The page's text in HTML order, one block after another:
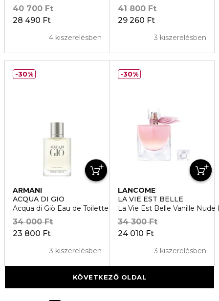
28 490 Ft
40 700 Ft
4 kiszerelésben
29 260 Ft
41 800 Ft
3 kiszerelésben
ARMANI
ACQUA DI GIÓ
Acqua di Giò Eau de Toilette
23 800 Ft
34 000 Ft
3 kiszerelésben
30%
LANCÔME
LA VIE EST BELLE
La Vie Est Belle Vanille
24 010 Ft
34 300 Ft
3 kiszerelésben
30%
KÖVETKEZŐ OLDAL